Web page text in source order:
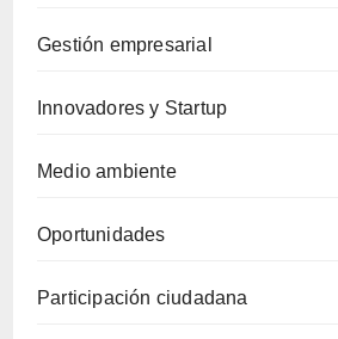
Gestión empresarial
Innovadores y Startup
Medio ambiente
Oportunidades
Participación ciudadana